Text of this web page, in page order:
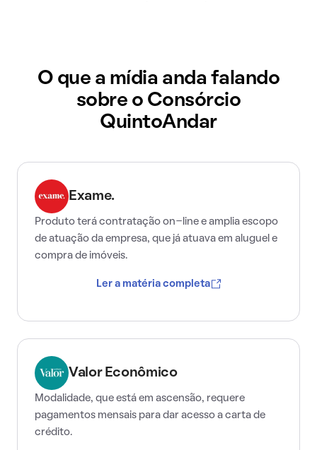
O que a mídia anda falando
sobre o Consórcio
QuintoAndar
Exame.
Produto terá contratação on-line e amplia escopo
de atuação da empresa, que já atuava em aluguel e
compra de imóveis.
Ler a matéria completa
Valor Econômico
Modalidade, que está em ascensão, requere
pagamentos mensais para dar acesso a carta de
crédito.